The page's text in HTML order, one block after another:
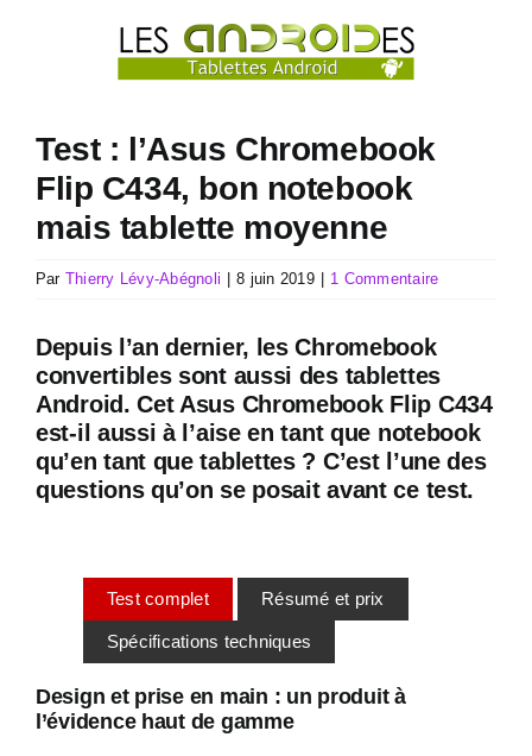
Test : l’Asus Chromebook
Flip C434, bon notebook
mais tablette moyenne
Par Thierry Lévy-Abégnoli 8 juin 2019 1 Commentaire
Depuis l’an dernier, les Chromebook
convertibles sont aussi des tablettes
Android. Cet Asus Chromebook Flip C434
est-il aussi à l’aise en tant que notebook
qu’en tant que tablettes ? C’est l’une des
questions qu’on se posait avant ce test.
Test complet Résumé et prix
Spécifications techniques
Design et prise en main : un produit à
l’évidence haut de gamme